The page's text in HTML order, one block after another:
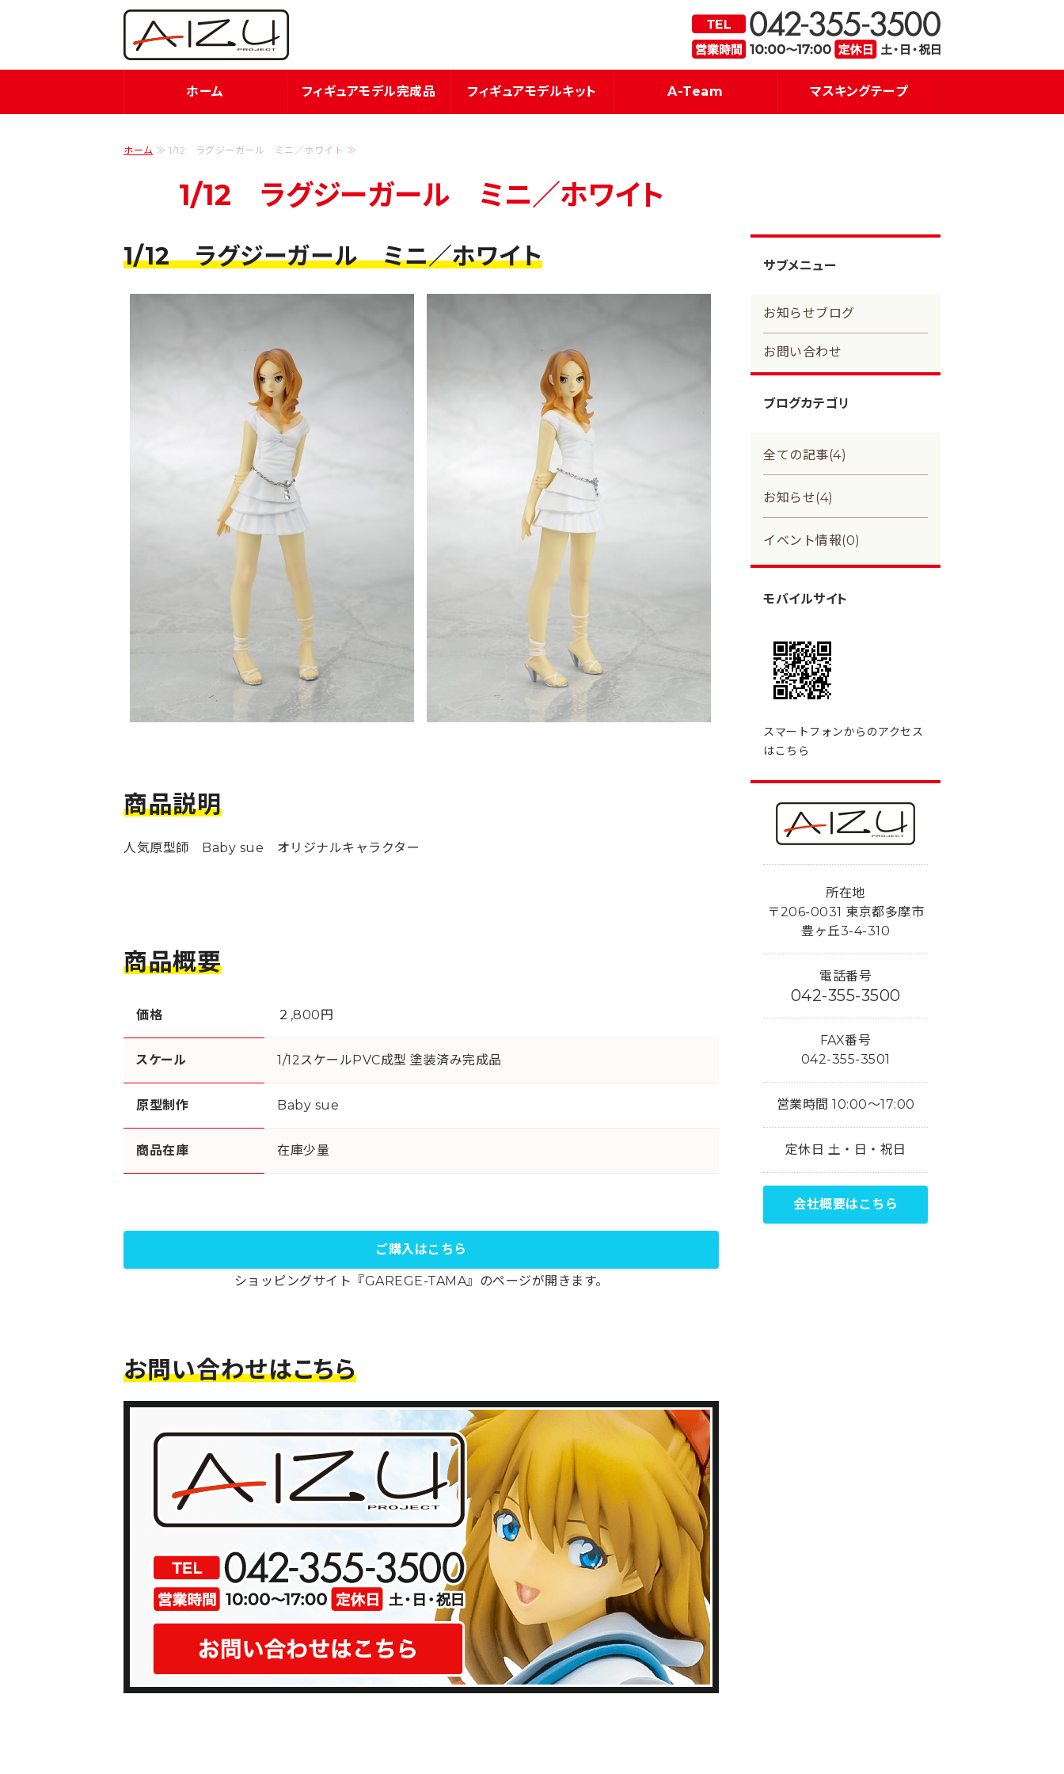
フィギュア・模型関連商品の企画・製造・販売｜アイズプロジェクト
ホーム フィギュアモデル完成品 フィギュアモデルキット A-Team マスキングテープ
ホーム ≫ 1/12 ラグジーガール ミニ／ホワイト ≫
1/12 ラグジーガール ミニ／ホワイト
1/12 ラグジーガール ミニ／ホワイト
商品説明
人気原型師 Baby sue オリジナルキャラクター
商品概要
価格 ２,800円
スケール 1/12スケールPVC成型 塗装済み完成品
原型制作 Baby sue
商品在庫 在庫少量
ご購入はこちら
ショッピングサイト『GAREGE-TAMA』のページが開きます。
お問い合わせはこちら
サブメニュー
お知らせブログ
お問い合わせ
ブログカテゴリ
全ての記事(4)
お知らせ(4)
イベント情報(0)
モバイルサイト
スマートフォンからのアクセス
はこちら
所在地
〒206-0031 東京都多摩市
豊ヶ丘3-4-310
電話番号
042-355-3500
FAX番号
042-355-3501
営業時間 10:00～17:00
定休日 土・日・祝日
会社概要はこちら